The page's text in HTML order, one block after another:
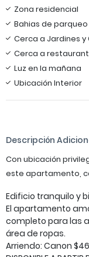
Zona residencial
Bahias de parqueo
Cerca a Jardines y
Cerca a
Luz en la mañana
Ubicación Interior
Descripción
Con ubicación
este apartamento,
Edificio tranquilo y
El apartamento
completo para las
área de ropas.
Arriendo: Canon